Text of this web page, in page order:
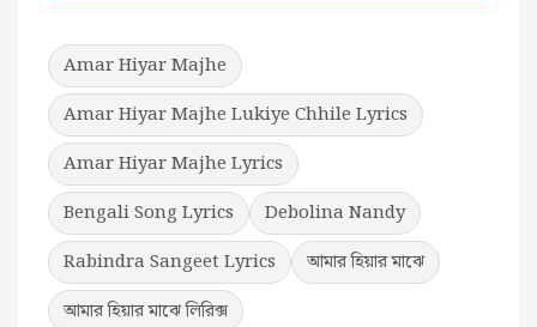
Amar Hiyar Majhe
Amar Hiyar Majhe Lukiye Chhile Lyrics
Amar Hiyar Majhe Lyrics
Bengali Song Lyrics
Debolina Nandy
Rabindra Sangeet Lyrics
আমার হিয়ার মাঝে
আমার হিয়ার মাঝে লিরিক্স